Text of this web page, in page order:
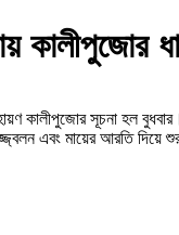
কালীপুজোর
কালীপুজোর সূচনা
প্রজ্জ্বলন এবং মায়ের আরতি